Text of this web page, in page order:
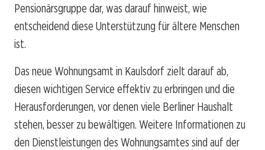
Pensionärsgruppe dar, was darauf hinweist, wie
entscheidend diese Unterstützung für ältere Menschen
ist.
Das neue Wohnungsamt in Kaulsdorf zielt darauf ab,
diesen wichtigen Service effektiv zu erbringen und die
Herausforderungen, vor denen viele Berliner Haushalt
stehen, besser zu bewältigen. Weitere Informationen zu
den Dienstleistungen des Wohnungsamtes sind auf der